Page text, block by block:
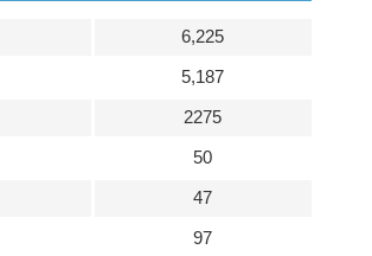
6,225
5,187
2275
50
47
97